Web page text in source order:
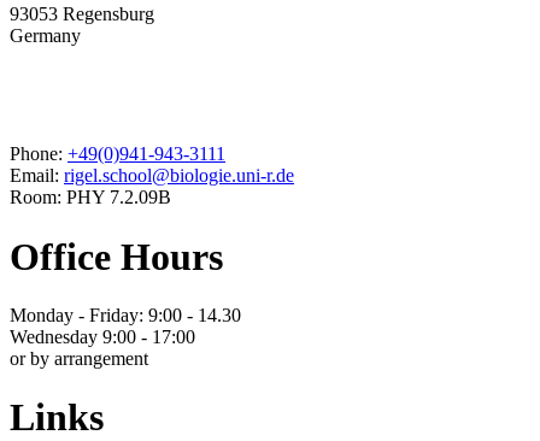
93053 Regensburg
Germany
Phone: +49(0)941-943-3111
Email: rigel.school@biologie.uni-r.de
Room: PHY 7.2.09B
Office Hours
Monday - Friday: 9:00 - 14.30
Wednesday 9:00 - 17:00
or by arrangement
Links